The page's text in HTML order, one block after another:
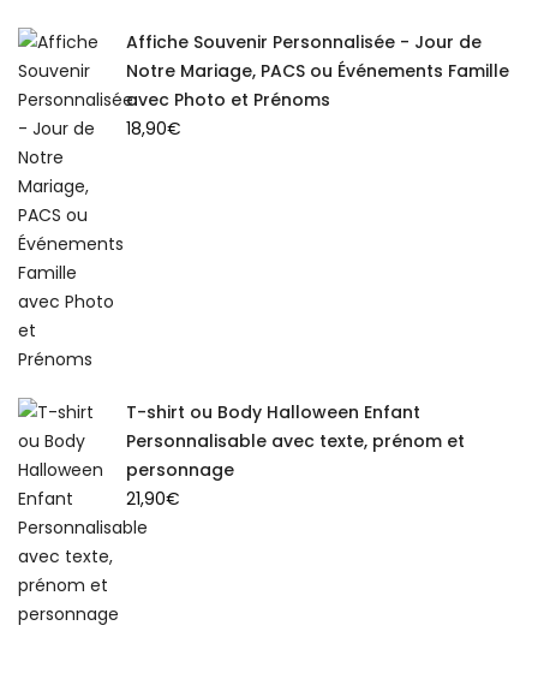
Affiche Souvenir Personnalisée - Jour de
Notre Mariage, PACS ou Événements Famille
avec Photo et Prénoms
18,90€
T-shirt ou Body Halloween Enfant
Personnalisable avec texte, prénom et
personnage
21,90€